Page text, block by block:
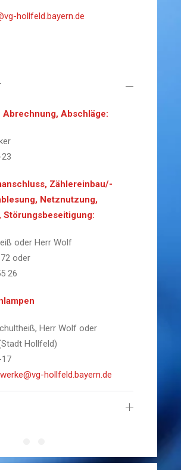
hollfeld.bayern.de
Abschläge:
Zählereinbau/-
Netznutzung,
Störungsbeseitigung:
oder Herr Wolf
oder
26
Herr Wolf oder
Hollfeld)
hollfeld.bayern.de